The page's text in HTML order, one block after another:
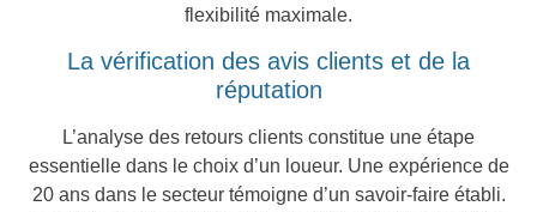
flexibilité maximale.
La vérification des avis clients et de la
réputation
L’analyse des retours clients constitue une étape
essentielle dans le choix d’un loueur. Une expérience de
20 ans dans le secteur témoigne d’un savoir-faire établi.